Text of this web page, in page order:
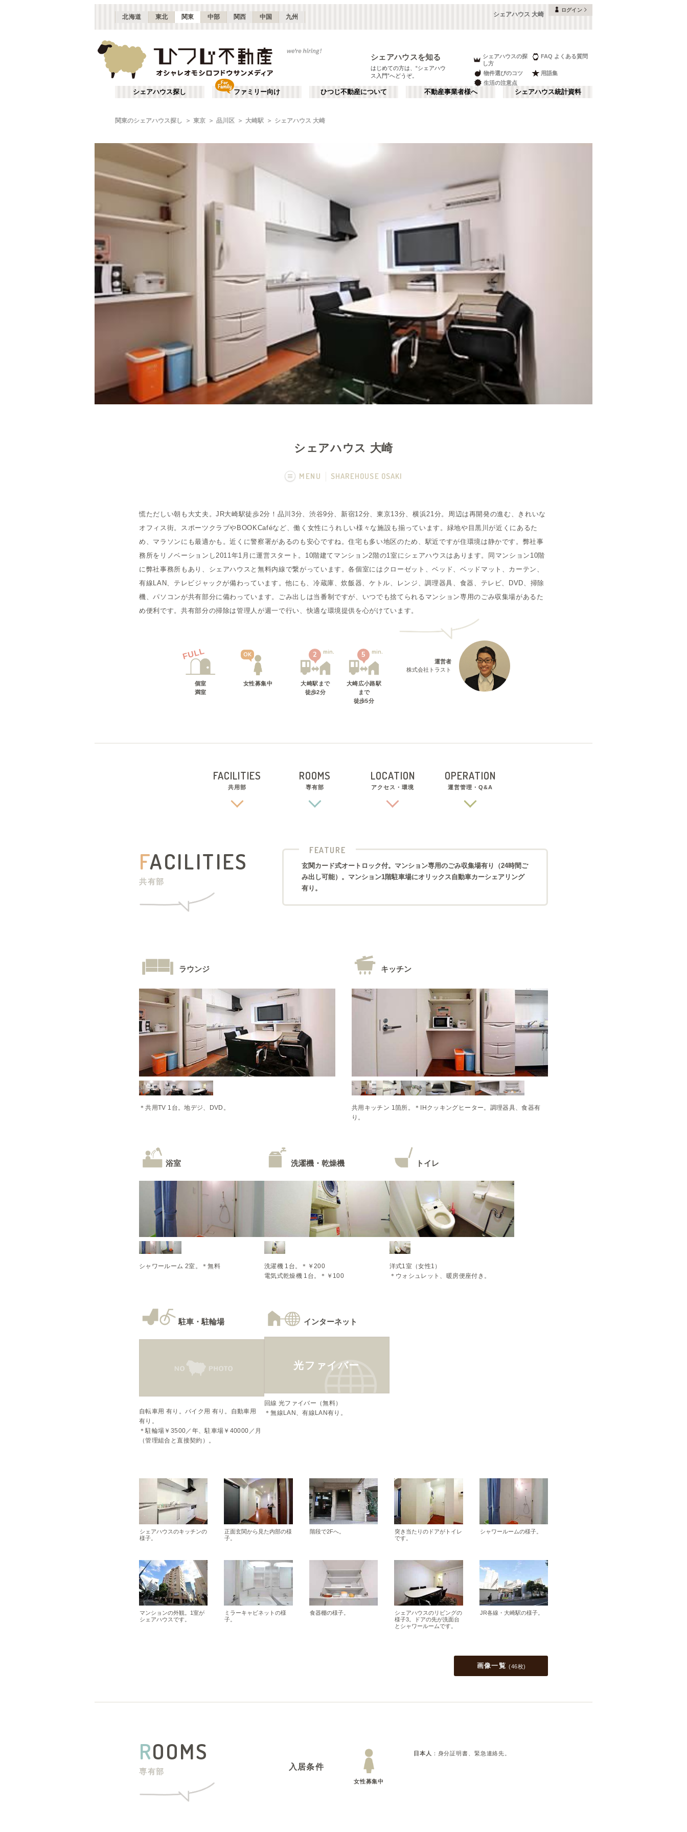
北海道 東北 関東 中部 関西 中国 九州 シェアハウス 大崎
ログイン
シェアハウスを知る
はじめての方は、“シェアハウ
ス入門”へどうぞ。
シェアハウスの探
し方
FAQ よくある質問
物件選びのコツ
用語集
生活の注意点
シェアハウス探し ファミリー向け ひつじ不動産について 不動産事業者様へ シェアハウス統計資料
関東のシェアハウス探し 東京 品川区 大崎駅 シェアハウス 大崎
シェアハウス 大崎
MENU SHAREHOUSE OSAKI
運営者
慌ただしい朝も大丈夫。JR大崎駅徒歩2分！品川3分、渋谷9分、新宿12分、東京13分、横浜21分。周辺は再開発の進む、きれいな
オフィス街。スポーツクラブやBOOKCaféなど、働く女性にうれしい様々な施設も揃っています。緑地や目黒川が近くにあるた
め、マラソンにも最適かも。近くに警察署があるのも安心ですね。住宅も多い地区のため、駅近ですが住環境は静かです。弊社事
務所をリノベーションし2011年1月に運営スタート。10階建てマンション2階の1室にシェアハウスはあります。同マンション10階
に弊社事務所もあり、シェアハウスと無料内線で繋がっています。各個室にはクローゼット、ベッド、ベッドマット、カーテン、
有線LAN、テレビジャックが備わっています。他にも、冷蔵庫、炊飯器、ケトル、レンジ、調理器具、食器、テレビ、DVD、掃除
機、パソコンが共有部分に備わっています。ごみ出しは当番制ですが、いつでも捨てられるマンション専用のごみ収集場があるた
め便利です。共有部分の掃除は管理人が週一で行い、快適な環境提供を心がけています。
FULL
個室
満室
OK
女性募集中
2 min.
大崎駅 まで
徒歩2分
5 min.
大崎広小路駅
まで
徒歩5分
運営者
株式会社トラスト
FACILITIES
共用部
ROOMS
専有部
LOCATION
アクセス・環境
OPERATION
運営管理・Q&A
FACILITIES
共有部
FEATURE
玄関カード式オートロック付。マンション専用のごみ収集場有り（24時間ご
み出し可能）。マンション1階駐車場にオリックス自動車カーシェアリング
有り。
ラウンジ
＊共用TV 1台。地デジ、DVD。
キッチン
共用キッチン 1箇所。＊IHクッキングヒーター。調理器具、食器有
り。
浴室 洗濯機・乾燥機
洗濯機 1台。＊￥200
電気式乾燥機 1台。＊￥100
トイレ
洋式1室（女性1）
＊ウォシュレット、暖房便座付き。
駐車・駐輪場
自転車用 有り。バイク用 有り。自動車用
有り。
＊駐輪場￥3500／年、駐車場￥40000／月
（管理組合と直接契約）。
インターネット
光ファイバー
回線 光ファイバー（無料）
＊無線LAN、有線LAN有り。
シェアハウスのキッチンの
様子。
正面玄関から見た内部の様
子。
階段で2Fへ。
突き当たりのドアがトイレ
です。
シャワールームの様子。
マンションの外観。1室が
シェアハウスです。
ミラーキャビネットの様
子。
食器棚の様子。
シェアハウスのリビングの
様子3。ドアの先が洗面台
とシャワールームです。
JR各線・大崎駅の様子。
画像一覧 (46枚)
ROOMS
専有部 入居条件
女性募集中
日本人 ： 身分証明書、緊急連絡先。